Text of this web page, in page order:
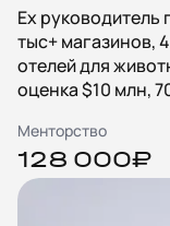
Ex руководитель
тыс+ магазинов,
отелей для
оценка $10 млн,
Менторство
128 000₽